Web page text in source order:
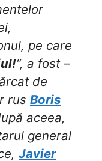
pe care
“, a fost –
de
rus Boris
aceea,
general
Javier